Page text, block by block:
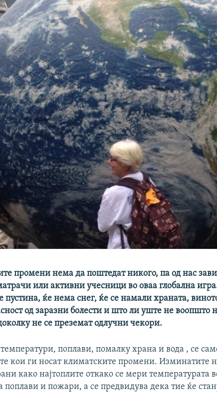
промени нема да поштедат никого, па од нас
или активни учесници во оваа глобална
пустина, ќе нема снег, ќе се намали храната,
од заразни болести и што ли уште не воопшто
не се преземат одлучни чекори.
поплави, помалку храна и вода , се
кои ги носат климатските промени. Изминатите
како најтоплите откако се мери температурата
поплави и пожари, а се предвидува дека тие ќе